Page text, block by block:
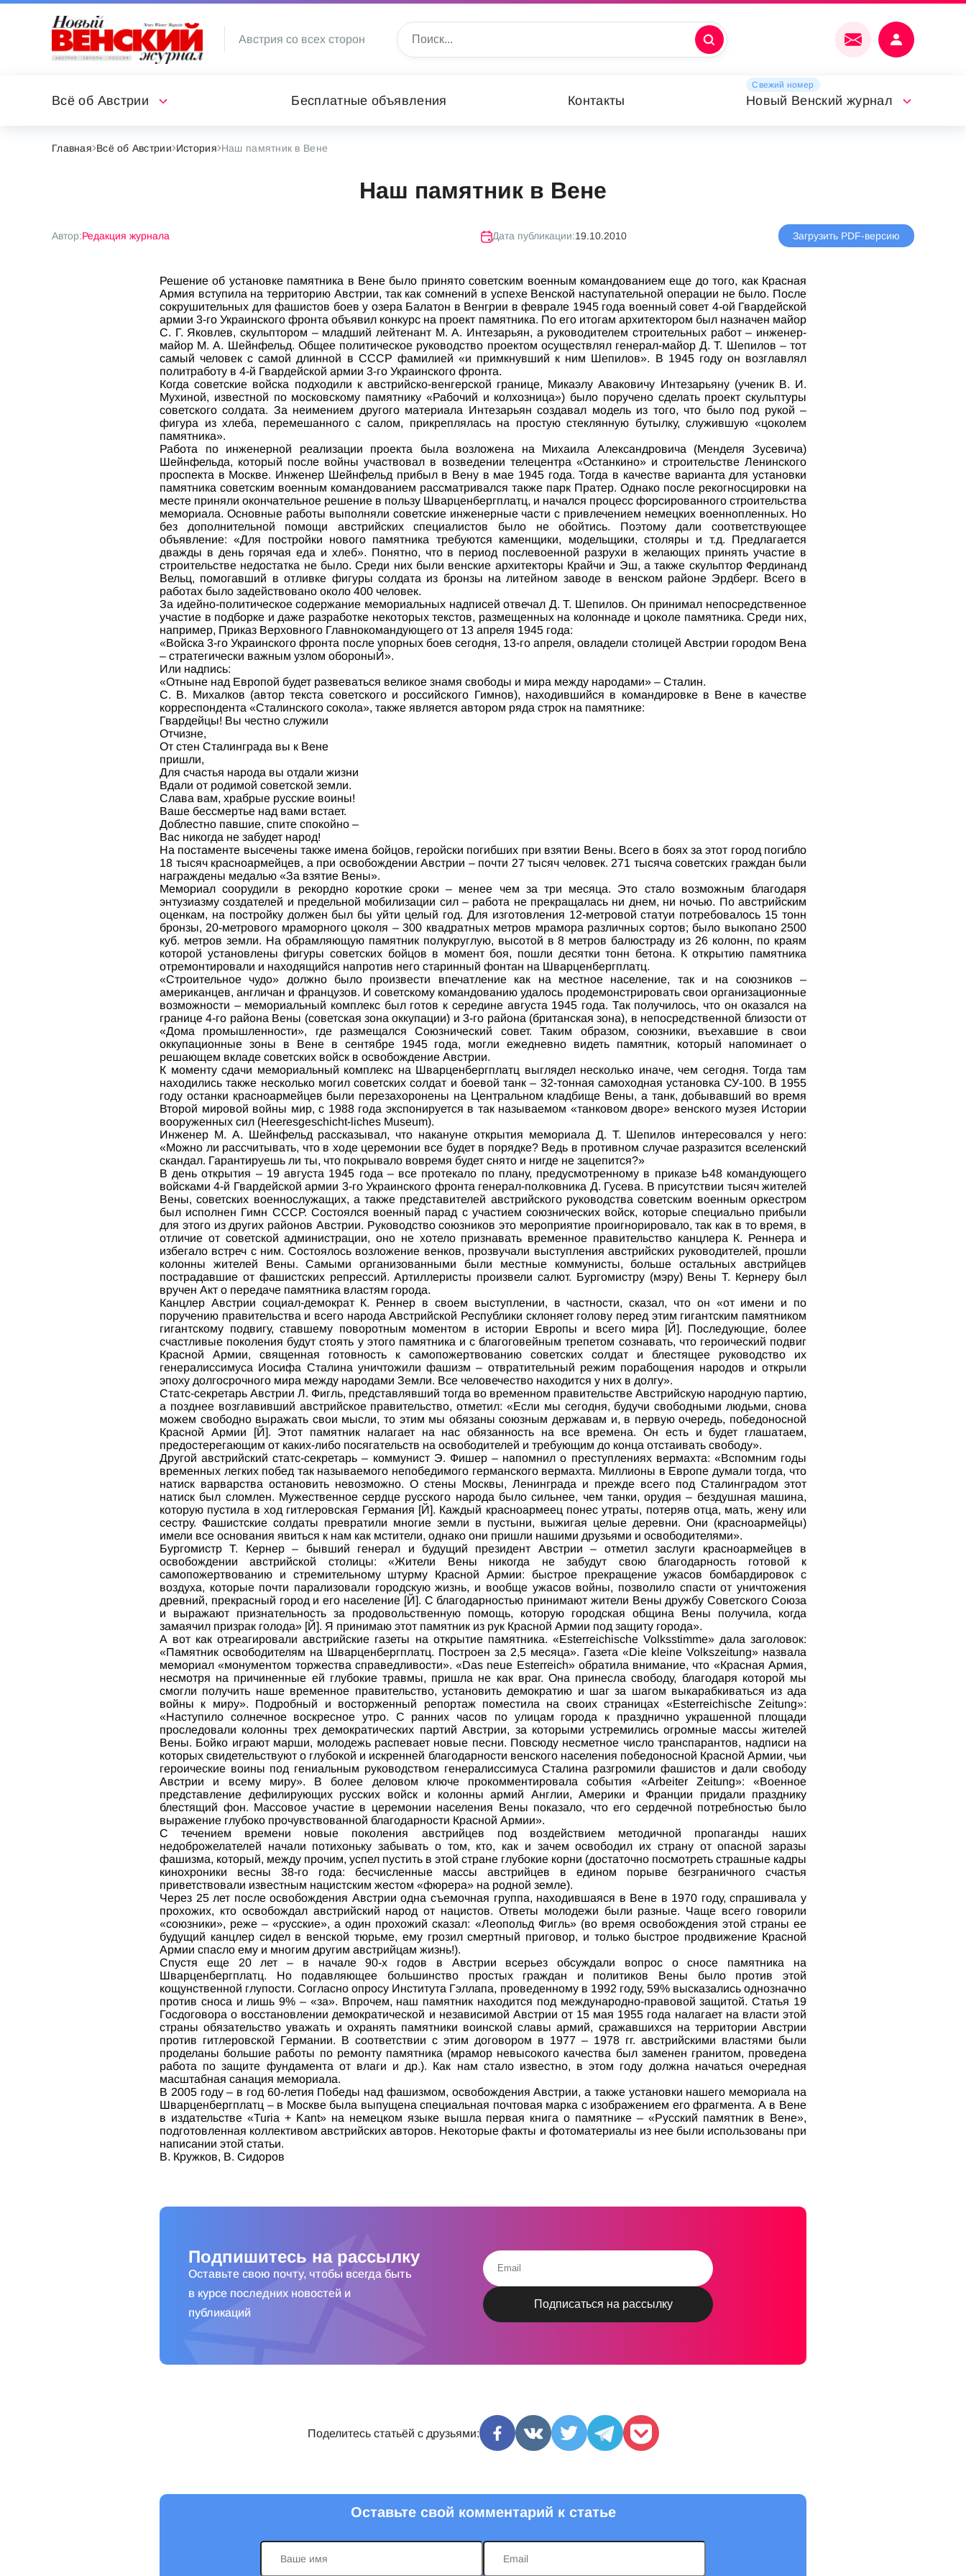
Австрия со всех сторон
Всё об Австрии Бесплатные объявления Контакты
Свежий номер
Новый Венский журнал
Главная Всё об Австрии История Наш памятник в Вене
Наш памятник в Вене
Автор:Редакция журнала Дата публикации:19.10.2010 Загрузить PDF-версию
Решение об установке памятника в Вене было принято советским военным командованием еще до того, как Красная
Армия вступила на территорию Австрии, так как сомнений в успехе Венской наступательной операции не было. После
сокрушительных для фашистов боев у озера Балатон в Венгрии в феврале 1945 года военный совет 4-ой Гвардейской
армии 3-го Украинского фронта объявил конкурс на проект памятника. По его итогам архитектором был назначен майор
С. Г. Яковлев, скульптором – младший лейтенант М. А. Интезарьян, а руководителем строительных работ – инженер-
майор М. А. Шейнфельд. Общее политическое руководство проектом осуществлял генерал-майор Д. Т. Шепилов – тот
самый человек с самой длинной в СССР фамилией «и примкнувший к ним Шепилов». В 1945 году он возглавлял
политработу в 4-й Гвардейской армии 3-го Украинского фронта.
Когда советские войска подходили к австрийско-венгерской границе, Микаэлу Аваковичу Интезарьяну (ученик В. И.
Мухиной, известной по московскому памятнику «Рабочий и колхозница») было поручено сделать проект скульптуры
советского солдата. За неимением другого материала Интезарьян создавал модель из того, что было под рукой –
фигура из хлеба, перемешанного с салом, прикреплялась на простую стеклянную бутылку, служившую «цоколем
памятника».
Работа по инженерной реализации проекта была возложена на Михаила Александровича (Менделя Зусевича)
Шейнфельда, который после войны участвовал в возведении телецентра «Останкино» и строительстве Ленинского
проспекта в Москве. Инженер Шейнфельд прибыл в Вену в мае 1945 года. Тогда в качестве варианта для установки
памятника советским военным командованием рассматривался также парк Пратер. Однако после рекогносцировки на
месте приняли окончательное решение в пользу Шварценбергплатц, и начался процесс форсированного строительства
мемориала. Основные работы выполняли советские инженерные части с привлечением немецких военнопленных. Но
без дополнительной помощи австрийских специалистов было не обойтись. Поэтому дали соответствующее
объявление: «Для постройки нового памятника требуются каменщики, модельщики, столяры и т.д. Предлагается
дважды в день горячая еда и хлеб». Понятно, что в период послевоенной разрухи в желающих принять участие в
строительстве недостатка не было. Среди них были венские архитекторы Крайчи и Эш, а также скульптор Фердинанд
Вельц, помогавший в отливке фигуры солдата из бронзы на литейном заводе в венском районе Эрдберг. Всего в
работах было задействовано около 400 человек.
За идейно-политическое содержание мемориальных надписей отвечал Д. Т. Шепилов. Он принимал непосредственное
участие в подборке и даже разработке некоторых текстов, размещенных на колоннаде и цоколе памятника. Среди них,
например, Приказ Верховного Главнокомандующего от 13 апреля 1945 года:
«Войска 3-го Украинского фронта после упорных боев сегодня, 13-го апреля, овладели столицей Австрии городом Вена
– стратегически важным узлом обороныЙ».
Или надпись:
«Отныне над Европой будет развеваться великое знамя свободы и мира между народами» – Сталин.
С. В. Михалков (автор текста советского и российского Гимнов), находившийся в командировке в Вене в качестве
корреспондента «Сталинского сокола», также является автором ряда строк на памятнике:
Гвардейцы! Вы честно служили
Отчизне,
От стен Сталинграда вы к Вене
пришли,
Для счастья народа вы отдали жизни
Вдали от родимой советской земли.
Слава вам, храбрые русские воины!
Ваше бессмертье над вами встает.
Доблестно павшие, спите спокойно –
Вас никогда не забудет народ!
На постаменте высечены также имена бойцов, геройски погибших при взятии Вены. Всего в боях за этот город погибло
18 тысяч красноармейцев, а при освобождении Австрии – почти 27 тысяч человек. 271 тысяча советских граждан были
награждены медалью «За взятие Вены».
Мемориал соорудили в рекордно короткие сроки – менее чем за три месяца. Это стало возможным благодаря
энтузиазму создателей и предельной мобилизации сил – работа не прекращалась ни днем, ни ночью. По австрийским
оценкам, на постройку должен был бы уйти целый год. Для изготовления 12-метровой статуи потребовалось 15 тонн
бронзы, 20-метрового мраморного цоколя – 300 квадратных метров мрамора различных сортов; было выкопано 2500
куб. метров земли. На обрамляющую памятник полукруглую, высотой в 8 метров балюстраду из 26 колонн, по краям
которой установлены фигуры советских бойцов в момент боя, пошли десятки тонн бетона. К открытию памятника
отремонтировали и находящийся напротив него старинный фонтан на Шварценбергплатц.
«Строительное чудо» должно было произвести впечатление как на местное население, так и на союзников –
американцев, англичан и французов. И советскому командованию удалось продемонстрировать свои организационные
возможности – мемориальный комплекс был готов к середине августа 1945 года. Так получилось, что он оказался на
границе 4-го района Вены (советская зона оккупации) и 3-го района (британская зона), в непосредственной близости от
«Дома промышленности», где размещался Союзнический совет. Таким образом, союзники, въехавшие в свои
оккупационные зоны в Вене в сентябре 1945 года, могли ежедневно видеть памятник, который напоминает о
решающем вкладе советских войск в освобождение Австрии.
К моменту сдачи мемориальный комплекс на Шварценбергплатц выглядел несколько иначе, чем сегодня. Тогда там
находились также несколько могил советских солдат и боевой танк – 32-тонная самоходная установка СУ-100. В 1955
году останки красноармейцев были перезахоронены на Центральном кладбище Вены, а танк, добывавший во время
Второй мировой войны мир, с 1988 года экспонируется в так называемом «танковом дворе» венского музея Истории
вооруженных сил (Heeresgeschicht-liches Museum).
Инженер М. А. Шейнфельд рассказывал, что накануне открытия мемориала Д. Т. Шепилов интересовался у него:
«Можно ли рассчитывать, что в ходе церемонии все будет в порядке? Ведь в противном случае разразится вселенский
скандал. Гарантируешь ли ты, что покрывало вовремя будет снято и нигде не зацепится?»
В день открытия – 19 августа 1945 года – все протекало по плану, предусмотренному в приказе Ь48 командующего
войсками 4-й Гвардейской армии 3-го Украинского фронта генерал-полковника Д. Гусева. В присутствии тысяч жителей
Вены, советских военнослужащих, а также представителей австрийского руководства советским военным оркестром
был исполнен Гимн СССР. Состоялся военный парад с участием союзнических войск, которые специально прибыли
для этого из других районов Австрии. Руководство союзников это мероприятие проигнорировало, так как в то время, в
отличие от советской администрации, оно не хотело признавать временное правительство канцлера К. Реннера и
избегало встреч с ним. Состоялось возложение венков, прозвучали выступления австрийских руководителей, прошли
колонны жителей Вены. Самыми организованными были местные коммунисты, больше остальных австрийцев
пострадавшие от фашистских репрессий. Артиллеристы произвели салют. Бургомистру (мэру) Вены Т. Кернеру был
вручен Акт о передаче памятника властям города.
Канцлер Австрии социал-демократ К. Реннер в своем выступлении, в частности, сказал, что он «от имени и по
поручению правительства и всего народа Австрийской Республики склоняет голову перед этим гигантским памятником
гигантскому подвигу, ставшему поворотным моментом в истории Европы и всего мира [Й]. Последующие, более
счастливые поколения будут стоять у этого памятника и с благоговейным трепетом сознавать, что героический подвиг
Красной Армии, священная готовность к самопожертвованию советских солдат и блестящее руководство их
генералиссимуса Иосифа Сталина уничтожили фашизм – отвратительный режим порабощения народов и открыли
эпоху долгосрочного мира между народами Земли. Все человечество находится у них в долгу».
Статс-секретарь Австрии Л. Фигль, представлявший тогда во временном правительстве Австрийскую народную партию,
а позднее возглавивший австрийское правительство, отметил: «Если мы сегодня, будучи свободными людьми, снова
можем свободно выражать свои мысли, то этим мы обязаны союзным державам и, в первую очередь, победоносной
Красной Армии [Й]. Этот памятник налагает на нас обязанность на все времена. Он есть и будет глашатаем,
предостерегающим от каких-либо посягательств на освободителей и требующим до конца отстаивать свободу».
Другой австрийский статс-секретарь – коммунист Э. Фишер – напомнил о преступлениях вермахта: «Вспомним годы
временных легких побед так называемого непобедимого германского вермахта. Миллионы в Европе думали тогда, что
натиск варварства остановить невозможно. О стены Москвы, Ленинграда и прежде всего под Сталинградом этот
натиск был сломлен. Мужественное сердце русского народа было сильнее, чем танки, орудия – бездушная машина,
которую пустила в ход гитлеровская Германия [Й]. Каждый красноармеец понес утраты, потеряв отца, мать, жену или
сестру. Фашистские солдаты превратили многие земли в пустыни, выжигая целые деревни. Они (красноармейцы)
имели все основания явиться к нам как мстители, однако они пришли нашими друзьями и освободителями».
Бургомистр Т. Кернер – бывший генерал и будущий президент Австрии – отметил заслуги красноармейцев в
освобождении австрийской столицы: «Жители Вены никогда не забудут свою благодарность готовой к
самопожертвованию и стремительному штурму Красной Армии: быстрое прекращение ужасов бомбардировок с
воздуха, которые почти парализовали городскую жизнь, и вообще ужасов войны, позволило спасти от уничтожения
древний, прекрасный город и его население [Й]. С благодарностью принимают жители Вены дружбу Советского Союза
и выражают признательность за продовольственную помощь, которую городская община Вены получила, когда
замаячил призрак голода» [Й]. Я принимаю этот памятник из рук Красной Армии под защиту города».
А вот как отреагировали австрийские газеты на открытие памятника. «Еsterreichische Volksstimme» дала заголовок:
«Памятник освободителям на Шварценбергплатц. Построен за 2,5 месяца». Газета «Die kleine Volkszeitung» назвала
мемориал «монументом торжества справедливости». «Das neue Еsterreich» обратила внимание, что «Красная Армия,
несмотря на причиненные ей глубокие травмы, пришла не как враг. Она принесла свободу, благодаря которой мы
смогли получить наше временное правительство, установить демократию и шаг за шагом выкарабкиваться из ада
войны к миру». Подробный и восторженный репортаж поместила на своих страницах «Еsterreichische Zeitung»:
«Наступило солнечное воскресное утро. С ранних часов по улицам города к празднично украшенной площади
проследовали колонны трех демократических партий Австрии, за которыми устремились огромные массы жителей
Вены. Бойко играют марши, молодежь распевает новые песни. Повсюду несметное число транспарантов, надписи на
которых свидетельствуют о глубокой и искренней благодарности венского населения победоносной Красной Армии, чьи
героические воины под гениальным руководством генералиссимуса Сталина разгромили фашистов и дали свободу
Австрии и всему миру». В более деловом ключе прокомментировала события «Arbeiter Zeitung»: «Военное
представление дефилирующих русских войск и колонны армий Англии, Америки и Франции придали празднику
блестящий фон. Массовое участие в церемонии населения Вены показало, что его сердечной потребностью было
выражение глубоко прочувствованной благодарности Красной Армии».
С течением времени новые поколения австрийцев под воздействием методичной пропаганды наших
недоброжелателей начали потихоньку забывать о том, кто, как и зачем освободил их страну от опасной заразы
фашизма, который, между прочим, успел пустить в этой стране глубокие корни (достаточно посмотреть страшные кадры
кинохроники весны 38-го года: бесчисленные массы австрийцев в едином порыве безграничного счастья
приветствовали известным нацистским жестом «фюрера» на родной земле).
Через 25 лет после освобождения Австрии одна съемочная группа, находившаяся в Вене в 1970 году, спрашивала у
прохожих, кто освобождал австрийский народ от нацистов. Ответы молодежи были разные. Чаще всего говорили
«союзники», реже – «русские», а один прохожий сказал: «Леопольд Фигль» (во время освобождения этой страны ее
будущий канцлер сидел в венской тюрьме, ему грозил смертный приговор, и только быстрое продвижение Красной
Армии спасло ему и многим другим австрийцам жизнь!).
Спустя еще 20 лет – в начале 90-х годов в Австрии всерьез обсуждали вопрос о сносе памятника на
Шварценбергплатц. Но подавляющее большинство простых граждан и политиков Вены было против этой
кощунственной глупости. Согласно опросу Института Гэллапа, проведенному в 1992 году, 59% высказались однозначно
против сноса и лишь 9% – «за». Впрочем, наш памятник находится под международно-правовой защитой. Статья 19
Госдоговора о восстановлении демократической и независимой Австрии от 15 мая 1955 года налагает на власти этой
страны обязательство уважать и охранять памятники воинской славы армий, сражавшихся на территории Австрии
против гитлеровской Германии. В соответствии с этим договором в 1977 – 1978 гг. австрийскими властями были
проделаны большие работы по ремонту памятника (мрамор невысокого качества был заменен гранитом, проведена
работа по защите фундамента от влаги и др.). Как нам стало известно, в этом году должна начаться очередная
масштабная санация мемориала.
В 2005 году – в год 60-летия Победы над фашизмом, освобождения Австрии, а также установки нашего мемориала на
Шварценбергплатц – в Москве была выпущена специальная почтовая марка с изображением его фрагмента. А в Вене
в издательстве «Turia + Kant» на немецком языке вышла первая книга о памятнике – «Русский памятник в Вене»,
подготовленная коллективом австрийских авторов. Некоторые факты и фотоматериалы из нее были использованы при
написании этой статьи.
В. Кружков, В. Сидоров
Подпишитесь на рассылку
Оставьте свою почту, чтобы всегда быть
в курсе последних новостей и
публикаций
Поделитесь статьёй с друзьями:
Оставьте свой комментарий к статье